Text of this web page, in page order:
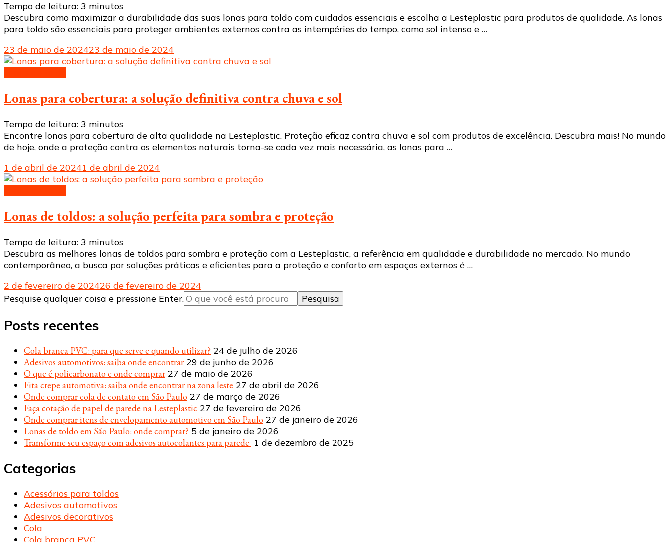
Tempo de leitura: 3 minutos
Descubra como maximizar a durabilidade das suas lonas para toldo com cuidados essenciais e escolha a Lesteplastic para produtos de qualidade. As lonas
para toldo são essenciais para proteger ambientes externos contra as intempéries do tempo, como sol intenso e …
23 de maio de 202423 de maio de 2024
Lonas para cobertura: a solução definitiva contra chuva e sol
Tempo de leitura: 3 minutos
Encontre lonas para cobertura de alta qualidade na Lesteplastic. Proteção eficaz contra chuva e sol com produtos de excelência. Descubra mais! No mundo
de hoje, onde a proteção contra os elementos naturais torna-se cada vez mais necessária, as lonas para …
1 de abril de 20241 de abril de 2024
Lonas de toldos: a solução perfeita para sombra e proteção
Tempo de leitura: 3 minutos
Descubra as melhores lonas de toldos para sombra e proteção com a Lesteplastic, a referência em qualidade e durabilidade no mercado. No mundo
contemporâneo, a busca por soluções práticas e eficientes para a proteção e conforto em espaços externos é …
2 de fevereiro de 202426 de fevereiro de 2024
Procurando
Pesquise qualquer coisa e pressione Enter.
Posts recentes
Cola branca PVC: para que serve e quando utilizar? 24 de julho de 2026
Adesivos automotivos: saiba onde encontrar 29 de junho de 2026
O que é policarbonato e onde comprar 27 de maio de 2026
Fita crepe automotiva: saiba onde encontrar na zona leste 27 de abril de 2026
Onde comprar cola de contato em São Paulo 27 de março de 2026
Faça cotação de papel de parede na Lesteplastic 27 de fevereiro de 2026
Onde comprar itens de envelopamento automotivo em São Paulo 27 de janeiro de 2026
Lonas de toldo em São Paulo: onde comprar? 5 de janeiro de 2026
Transforme seu espaço com adesivos autocolantes para parede 1 de dezembro de 2025
Categorias
Acessórios para toldos
Adesivos automotivos
Adesivos decorativos
Cola
Cola branca PVC